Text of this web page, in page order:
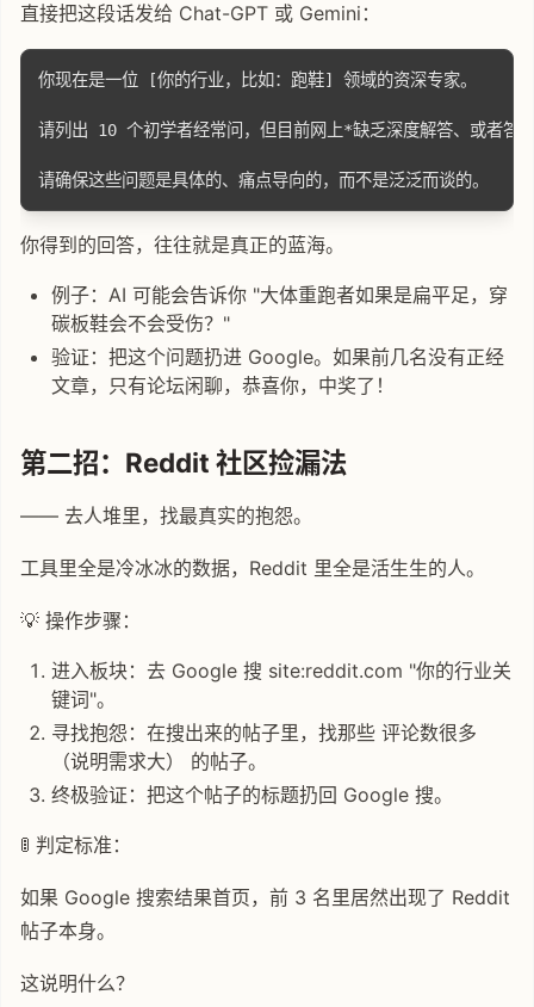
直接把这段话发给 Chat-GPT 或 Gemini：
你现在是一位 [你的行业，比如：跑鞋] 领域的资深专家。
请列出 10 个初学者经常问，但目前网上*缺乏深度解答、或
你得到的回答，往往就是真正的蓝海。
例子：AI 可能会告诉你 "大体重跑者如果是扁平足，穿
碳板鞋会不会受伤？"
验证：把这个问题扔进 Google。如果前几名没有正经
文章，只有论坛闲聊，恭喜你，中奖了！
第二招：Reddit 社区捡漏法
—— 去人堆里，找最真实的抱怨。
工具里全是冷冰冰的数据，Reddit 里全是活生生的人。
💡 操作步骤：
进入板块：去 Google 搜 site:reddit.com "你的行业关
键词"。
寻找抱怨：在搜出来的帖子里，找那些 评论数很多
（说明需求大） 的帖子。
终极验证：把这个帖子的标题扔回 Google 搜。
🚦 判定标准：
如果 Google 搜索结果首页，前 3 名里居然出现了 Reddit
帖子本身。
这说明什么？